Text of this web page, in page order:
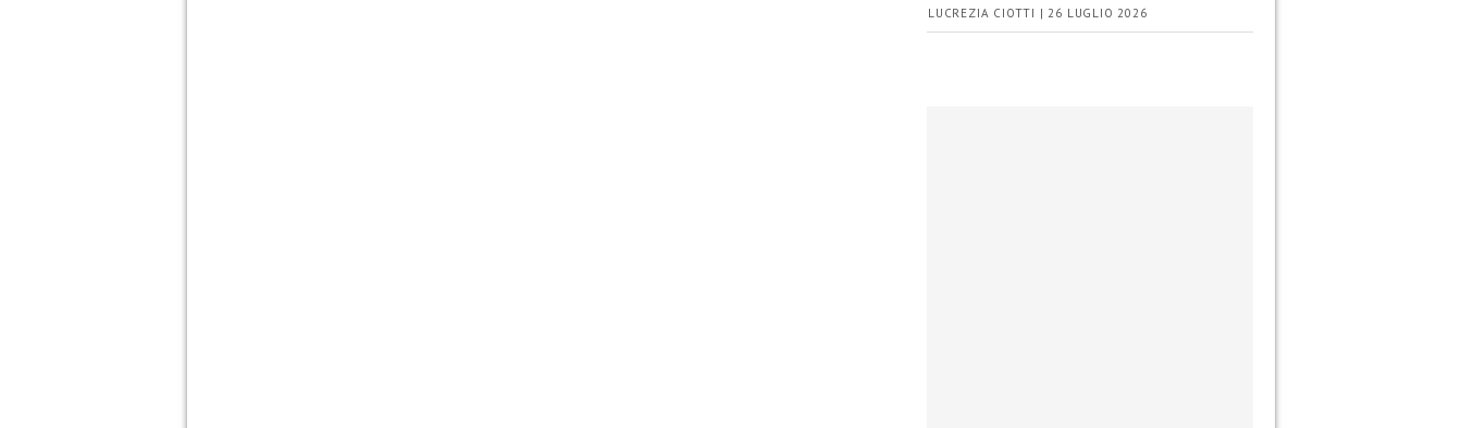
LUCREZIA CIOTTI | 26 LUGLIO 2026